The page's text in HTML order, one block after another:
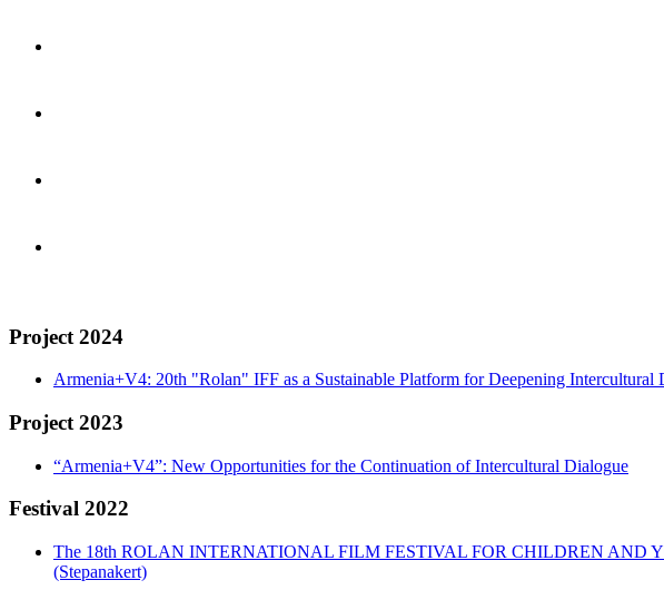
Project 2024
Armenia+V4: 20th "Rolan" IFF as a Sustainable Platform for Deepening Intercultural
Project 2023
“Armenia+V4”: New Opportunities for the Continuation of Intercultural Dialogue
Festival 2022
The 18th ROLAN INTERNATIONAL FILM FESTIVAL FOR CHILDREN AND
(Stepanakert)